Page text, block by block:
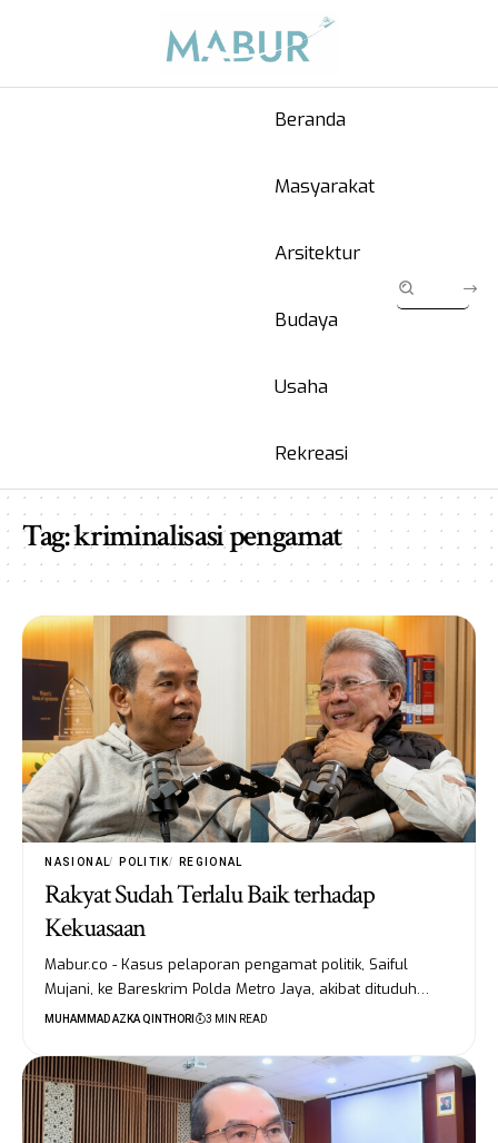
Beranda
Masyarakat
Arsitektur
Budaya
Usaha
Rekreasi
Tag:kriminalisasi pengamat
NASIONAL POLITIK REGIONAL
Rakyat Sudah Terlalu Baik terhadap
Kekuasaan
Mabur.co - Kasus pelaporan pengamat politik, Saiful
Mujani, ke Bareskrim Polda Metro Jaya, akibat dituduh…
MUHAMMAD AZKA QINTHORI 3 MIN READ